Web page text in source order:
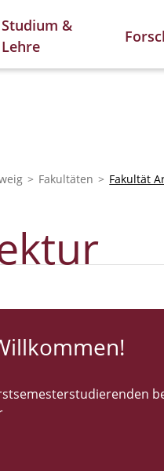
Studium &
Lehre
Fakultäten Fakultät